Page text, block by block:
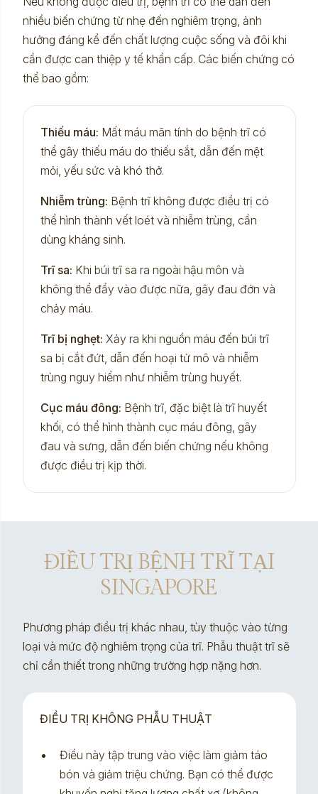
nhiều biến chứng từ nhẹ đến nghiêm trọng, ảnh
hưởng đáng kể đến chất lượng cuộc sống và đôi khi
cần được can thiệp y tế khẩn cấp. Các biến chứng có
thể bao gồm:
Thiếu máu: Mất máu mãn tính do bệnh trĩ có
thể gây thiếu máu do thiếu sắt, dẫn đến mệt
mỏi, yếu sức và khó thở.
Nhiễm trùng: Bệnh trĩ không được điều trị có
thể hình thành vết loét và nhiễm trùng, cần
dùng kháng sinh.
Trĩ sa: Khi búi trĩ sa ra ngoài hậu môn và
không thể đẩy vào được nữa, gây đau đớn và
chảy máu.
Trĩ bị nghẹt: Xảy ra khi nguồn máu đến búi trĩ
sa bị cắt đứt, dẫn đến hoại tử mô và nhiễm
trùng nguy hiểm như nhiễm trùng huyết.
Cục máu đông: Bệnh trĩ, đặc biệt là trĩ huyết
khối, có thể hình thành cục máu đông, gây
đau và sưng, dẫn đến biến chứng nếu không
được điều trị kịp thời.
ĐIỀU TRỊ BỆNH TRĨ TẠI
SINGAPORE
Phương pháp điều trị khác nhau, tùy thuộc vào từng
loại và mức độ nghiêm trọng của trĩ. Phẫu thuật trĩ sẽ
chỉ cần thiết trong những trường hợp nặng hơn.
ĐIỀU TRỊ KHÔNG PHẪU THUẬT
Điều này tập trung vào việc làm giảm táo
bón và giảm triệu chứng. Bạn có thể được